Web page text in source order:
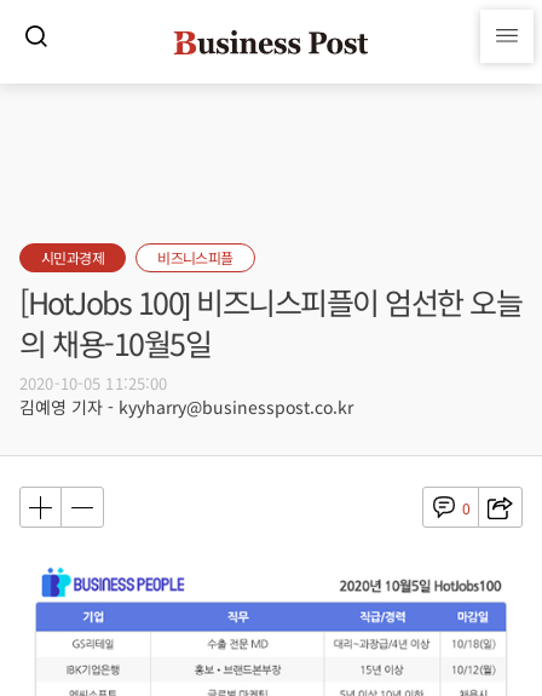
시민과경제 비즈니스피플
[HotJobs 100] 비즈니스피플이 엄선한 오늘
의 채용-10월5일
2020-10-05 11:25:00
김예영 기자 - kyyharry@businesspost.co.kr
0